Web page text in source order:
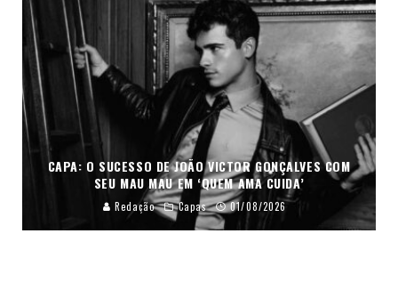
CAPA: O SUCESSO DE JOÃO VICTOR GONÇALVES COM
SEU MAU MAU EM ‘QUEM AMA CUIDA’
Redação Capas 01/08/2026